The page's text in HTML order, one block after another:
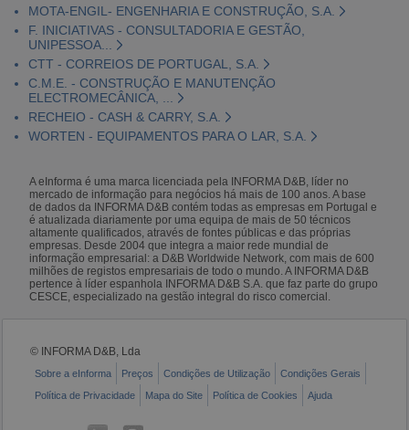
MOTA-ENGIL- ENGENHARIA E CONSTRUÇÃO, S.A.
F. INICIATIVAS - CONSULTADORIA E GESTÃO,
UNIPESSOA...
CTT - CORREIOS DE PORTUGAL, S.A.
C.M.E. - CONSTRUÇÃO E MANUTENÇÃO
ELECTROMECÂNICA, ...
RECHEIO - CASH & CARRY, S.A.
WORTEN - EQUIPAMENTOS PARA O LAR, S.A.
A eInforma é uma marca licenciada pela INFORMA D&B, líder no
mercado de informação para negócios há mais de 100 anos. A base
de dados da INFORMA D&B contém todas as empresas em Portugal e
é atualizada diariamente por uma equipa de mais de 50 técnicos
altamente qualificados, através de fontes públicas e das próprias
empresas. Desde 2004 que integra a maior rede mundial de
informação empresarial: a D&B Worldwide Network, com mais de 600
milhões de registos empresariais de todo o mundo. A INFORMA D&B
pertence à líder espanhola INFORMA D&B S.A. que faz parte do grupo
CESCE, especializado na gestão integral do risco comercial.
© INFORMA D&B, Lda
Sobre a eInforma Preços Condições de Utilização
Condições Gerais
Política de Privacidade
Mapa do Site Política de Cookies Ajuda